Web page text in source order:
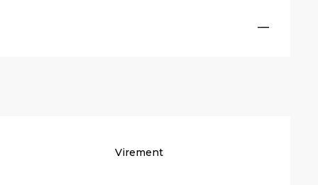
—
Virement